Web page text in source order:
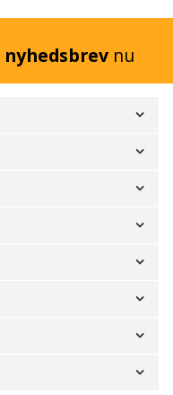
nyhedsbrev nu